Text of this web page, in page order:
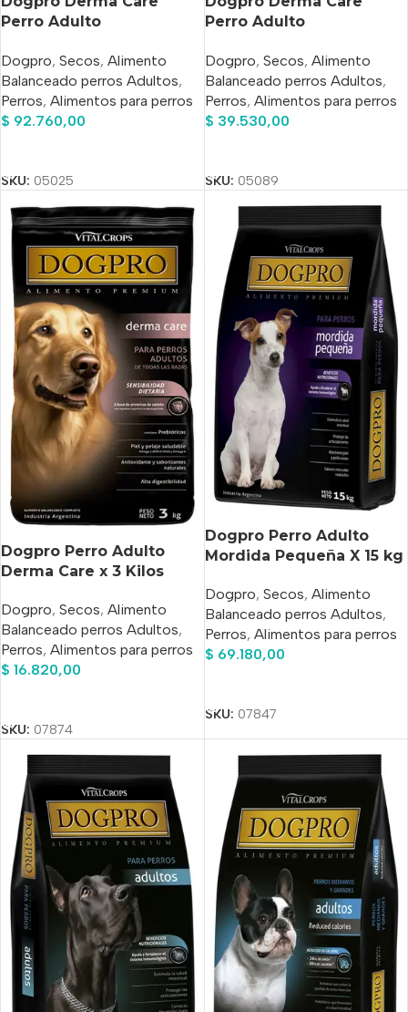
Perro Adulto
20kg
Dogpro, Secos, Alimento
Balanceado perros Adultos,
Perros, Alimentos para perros
$ 92.760,00
SKU: 05025
Perro Adulto
7.5 Kg
Dogpro, Secos, Alimento
Balanceado perros Adultos,
Perros, Alimentos para perros
$ 39.530,00
SKU: 05089
Dogpro Perro Adulto
Derma Care x 3 Kilos
Dogpro, Secos, Alimento
Balanceado perros Adultos,
Perros, Alimentos para perros
$ 16.820,00
SKU: 07874
Dogpro Perro Adulto
Mordida Pequeña X 15 kg
Dogpro, Secos, Alimento
Balanceado perros Adultos,
Perros, Alimentos para perros
$ 69.180,00
SKU: 07847